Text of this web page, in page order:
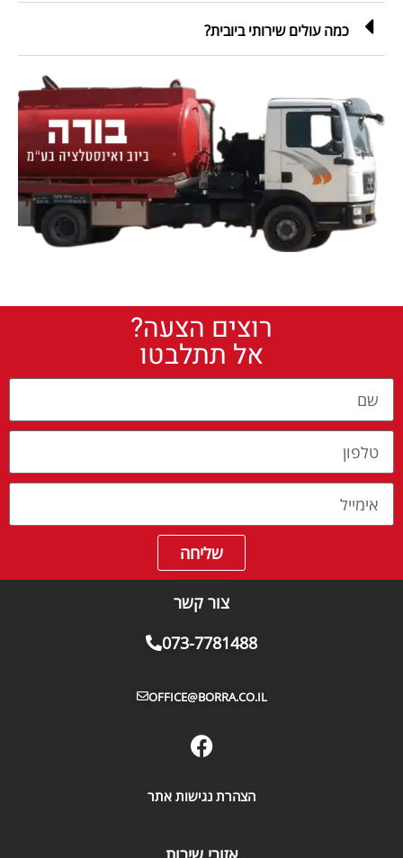
כמה עולים שירותי ביובית?
צור קשר
073-7781488
OFFICE@BORRA.CO.IL
הצהרת נגישות אתר
רוצים הצעה?
אל תתלבטו
שליחה